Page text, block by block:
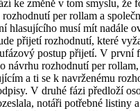
ke změně v tom smyslu, že
per rollam a
hlasujícího musí mít nadále
přijetí rozhodnutí, které
postup přijetí. V první
návrhu rozhodnutí per
a ti se k navrženému
V druhé fázi předloží
notáři potřebné listiny